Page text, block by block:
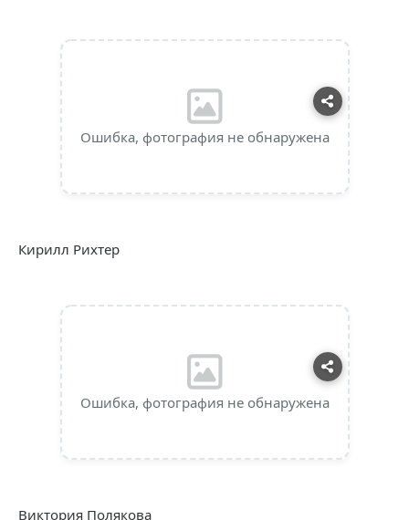
Ошибка, фотография не обнаружена
Кирилл Рихтер
Ошибка, фотография не обнаружена
Виктория Полякова